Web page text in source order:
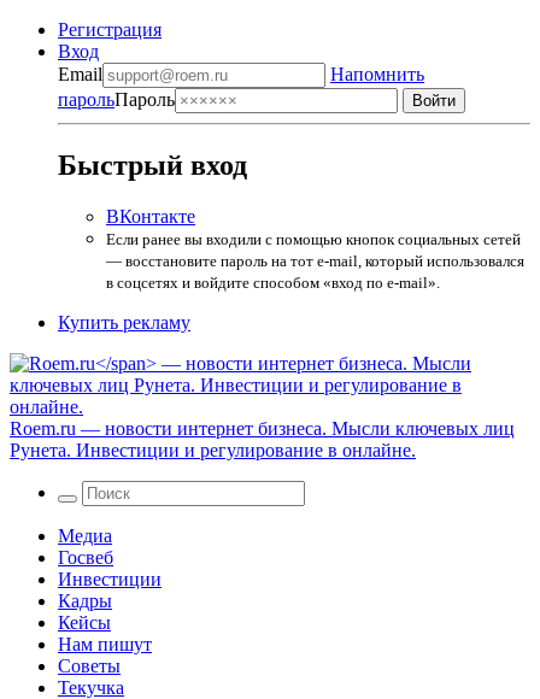
Регистрация
Вход
Email
Напомнить
парольПароль
Быстрый вход
ВКонтакте
Если ранее вы входили с помощью кнопок социальных сетей
— восстановите пароль на тот e-mail, который использовался
в соцсетях и войдите способом «вход по e-mail».
Купить рекламу
Roem.ru — новости интернет бизнеса. Мысли ключевых лиц
Рунета. Инвестиции и регулирование в онлайне.
Медиа
Госвеб
Инвестиции
Кадры
Кейсы
Нам пишут
Советы
Текучка